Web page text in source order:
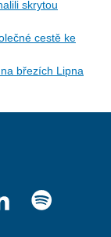
skrytou
cestě ke
březích Lipna